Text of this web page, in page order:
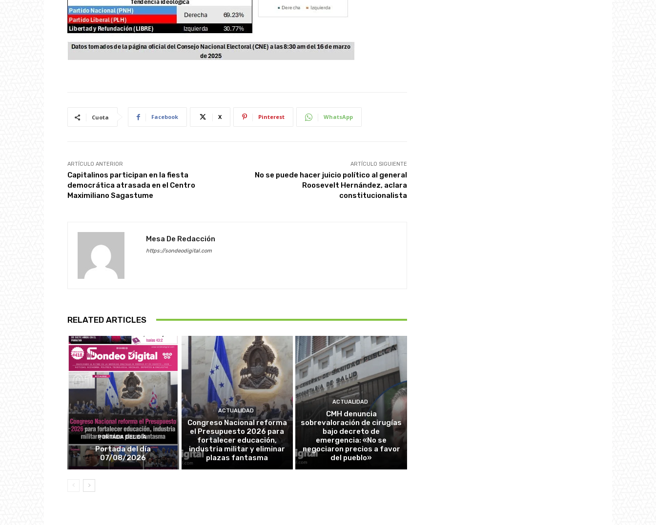
Cuota Facebook X Pinterest WhatsApp
ARTÍCULO ANTERIOR
Capitalinos participan en la fiesta
democrática atrasada en el Centro
Maximiliano Sagastume
ARTÍCULO SIGUIENTE
No se puede hacer juicio político al general
Roosevelt Hernández, aclara
constitucionalista
Mesa De Redacción
https://sondeodigital.com
RELATED ARTICLES
PORTADA DEL DÍA
Portada del día
07/08/2026
ACTUALIDAD
Congreso Nacional reforma
el Presupuesto 2026 para
fortalecer educación,
industria militar y eliminar
plazas fantasma
ACTUALIDAD
CMH denuncia
sobrevaloración de cirugías
bajo decreto de
emergencia: «No se
negociaron precios a favor
del pueblo»